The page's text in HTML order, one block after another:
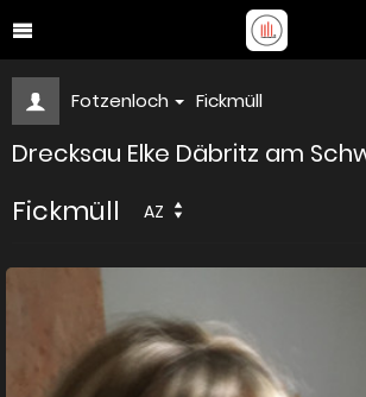
Fotzenloch Fickmüll
Drecksau Elke Däbritz am
Fickmüll AZ